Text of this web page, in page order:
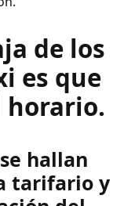
de los
es que
horario.
hallan
tarifario y